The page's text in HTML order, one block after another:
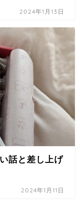
2024年1月13日
話と差し上げ
2024年1月11日